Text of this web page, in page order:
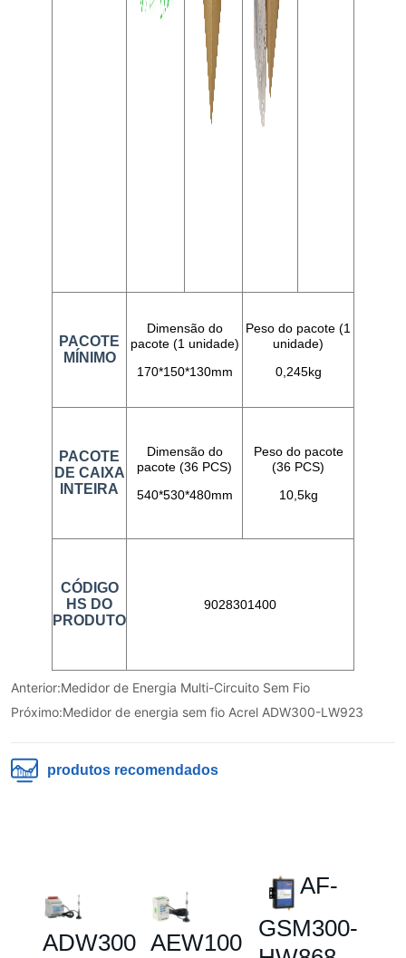
Anterior:Medidor de Energia Multi-Circuito Sem Fio
Próximo:Medidor de energia sem fio Acrel ADW300-LW923
produtos recomendados